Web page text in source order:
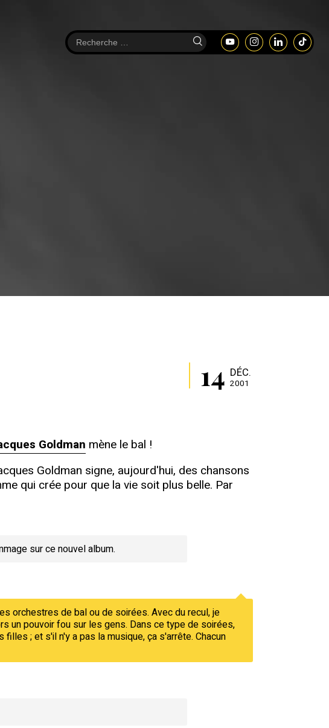
14 DÉC.
2001
Goldman mène le bal !
Goldman signe, aujourd'hui, des chansons
qui crée pour que la vie soit plus belle. Par
sur ce nouvel album.
orchestres de bal ou de soirées. Avec du recul, je
un pouvoir fou sur les gens. Dans ce type de soirées,
; et s'il n'y a pas la musique, ça s'arrête. Chacun